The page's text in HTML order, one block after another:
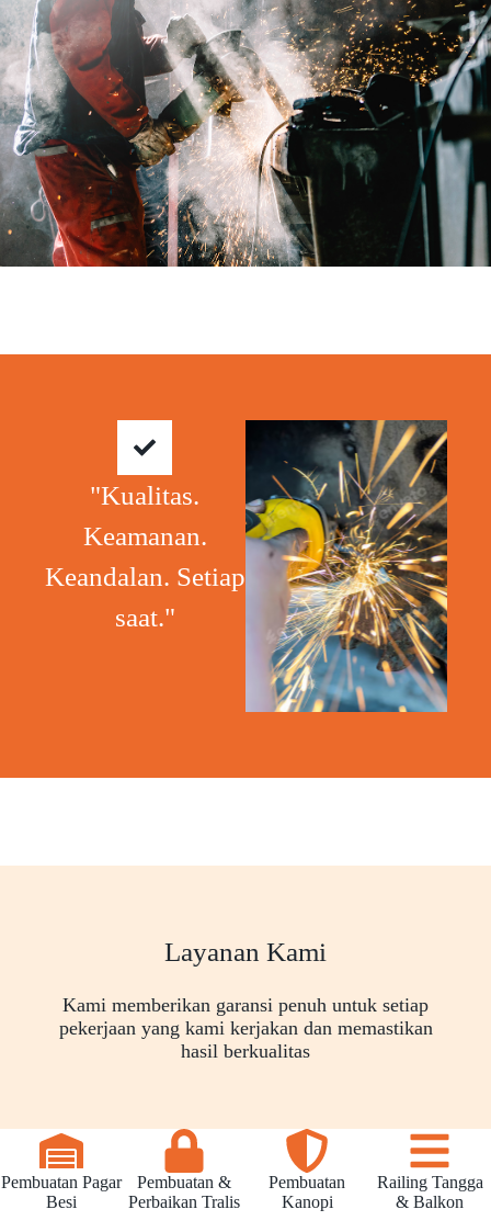
"Kualitas.
Keamanan.
Keandalan. Setiap
saat."
Layanan Kami
Kami memberikan garansi penuh untuk setiap
pekerjaan yang kami kerjakan dan memastikan
hasil berkualitas
Pembuatan Pagar
Besi
Pembuatan &
Perbaikan Tralis
Pembuatan
Kanopi
Railing Tangga
& Balkon